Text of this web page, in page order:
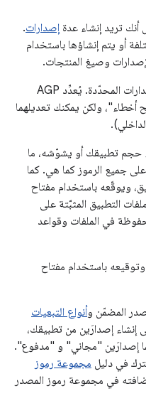
إصدارات.
أو يتم إنشاؤها باستخدام
وصيغ المنتجات.
عن خيارات الإصدارات المحدّدة. يُعدِّد AGP
أخطاء"، ولكن يمكنك تعديلهما
حجم تطبيقك أو يشوّشه، ما
جميع الرموز كما هي. كما
ويوقّعه باستخدام مفتاح
التطبيق المثبَّتة على
في الملفات وقواعد
باستخدام مفتاح
المضمّن وأنواع التبعيات
إنشاء إصدارَين من تطبيقك،
إصدارَين "مجاني" و "مدفوع".
في دليل مجموعة رموز
في مجموعة رموز المصدر